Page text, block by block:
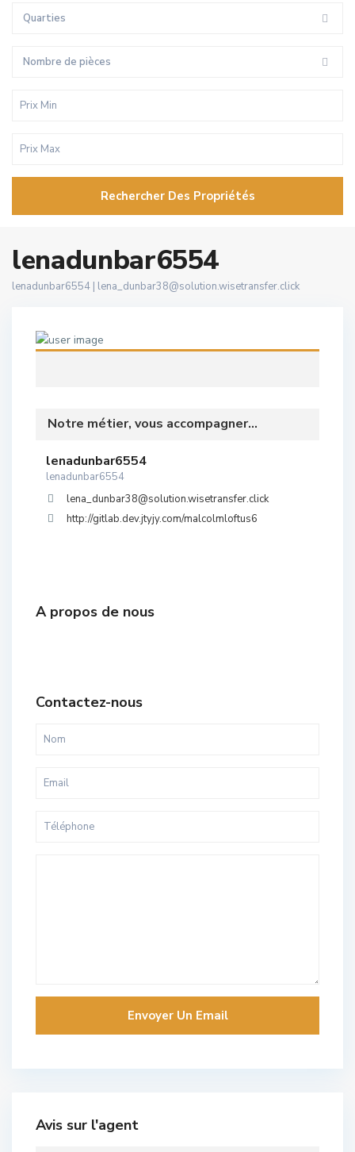
Quarties
Nombre de pièces
Rechercher Des Propriétés
lenadunbar6554
lenadunbar6554 | lena_dunbar38@solution.wisetransfer.click
Notre métier, vous accompagner...
lenadunbar6554
lenadunbar6554
lena_dunbar38@solution.wisetransfer.click
http://gitlab.dev.jtyjy.com/malcolmloftus6
A propos de nous
Contactez-nous
Avis sur l'agent